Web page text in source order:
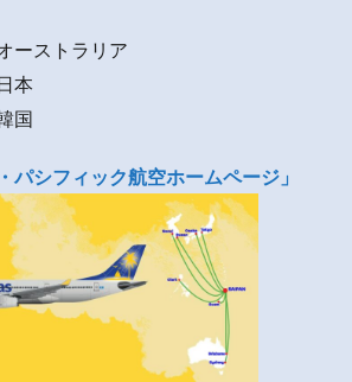
ーストラリア
本
国
パシフィック航空ホームページ」